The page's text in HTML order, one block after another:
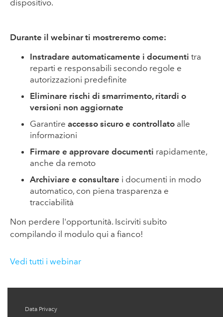
dispositivo.
Durante il webinar ti mostreremo come:
Instradare automaticamente i documenti tra
reparti e responsabili secondo regole e
autorizzazioni predefinite
Eliminare rischi di smarrimento, ritardi o
versioni non aggiornate
Garantire accesso sicuro e controllato alle
informazioni
Firmare e approvare documenti rapidamente,
anche da remoto
Archiviare e consultare i documenti in modo
automatico, con piena trasparenza e
tracciabilità
Non perdere l'opportunità. Iscirviti subito
compilando il modulo qui a fianco!
Vedi tutti i webinar
Data Privacy